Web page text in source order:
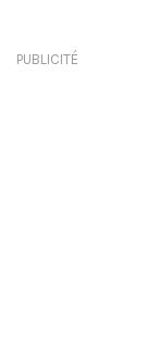
PUBLICITÉ